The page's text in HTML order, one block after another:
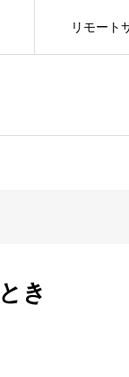
リモート
き